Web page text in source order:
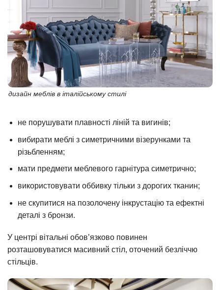
дизайн меблів в італійському стилі
не порушувати плавності ліній та вигинів;
вибирати меблі з симетричними візерунками та
різьбленням;
мати предмети меблевого гарнітура симетрично;
використовувати оббивку тільки з дорогих тканин;
не скупитися на позолочену інкрустацію та ефектні
деталі з бронзи.
У центрі вітальні обов’язково повинен
розташовуватися масивний стіл, оточений безліччю
стільців.